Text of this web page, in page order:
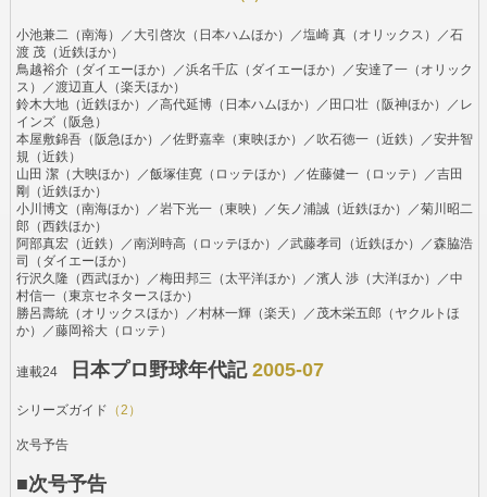
小池兼二（南海）／大引啓次（日本ハムほか）／塩崎 真（オリックス）／石
渡 茂（近鉄ほか）
鳥越裕介（ダイエーほか）／浜名千広（ダイエーほか）／安達了一（オリック
ス）／渡辺直人（楽天ほか）
鈴木大地（近鉄ほか）／高代延博（日本ハムほか）／田口壮（阪神ほか）／レ
インズ（阪急）
本屋敷錦吾（阪急ほか）／佐野嘉幸（東映ほか）／吹石徳一（近鉄）／安井智
規（近鉄）
山田 潔（大映ほか）／飯塚佳寛（ロッテほか）／佐藤健一（ロッテ）／吉田
剛（近鉄ほか）
小川博文（南海ほか）／岩下光一（東映）／矢ノ浦誠（近鉄ほか）／菊川昭二
郎（西鉄ほか）
阿部真宏（近鉄）／南渕時高（ロッテほか）／武藤孝司（近鉄ほか）／森脇浩
司（ダイエーほか）
行沢久隆（西武ほか）／梅田邦三（太平洋ほか）／濱人 渉（大洋ほか）／中
村信一（東京セネタースほか）
勝呂壽統（オリックスほか）／村林一輝（楽天）／茂木栄五郎（ヤクルトほ
か）／藤岡裕大（ロッテ）
連載24 日本プロ野球年代記 2005-07
シリーズガイド （2）
次号予告
■次号予告